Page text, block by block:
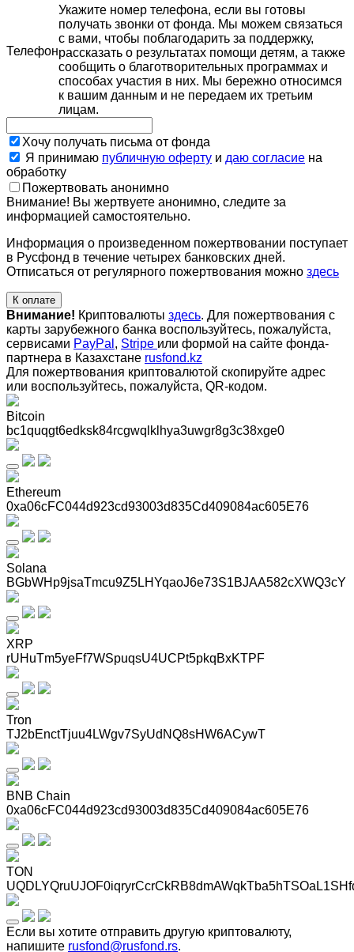
Телефон
Укажите номер телефона, если вы готовы
получать звонки от фонда. Мы можем связаться
с вами, чтобы поблагодарить за поддержку,
рассказать о результатах помощи детям, а также
сообщить о благотворительных программах и
способах участия в них. Мы бережно относимся
к вашим данным и не передаем их третьим
лицам.
Хочу получать письма от фонда
Я принимаю публичную оферту и даю согласие на
обработку
Пожертвовать анонимно
Внимание! Вы жертвуете анонимно, следите за
информацией самостоятельно.
Информация о произведенном пожертвовании поступает
в Русфонд в течение четырех банковских дней.
Отписаться от регулярного пожертвования можно здесь
К оплате
Внимание! Криптовалюты здесь. Для пожертвования с
карты зарубежного банка воспользуйтесь, пожалуйста,
сервисами PayPal , Stripe или формой на сайте фонда-
партнера в Казахстане rusfond.kz
Для пожертвования криптовалютой скопируйте адрес
или воспользуйтесь, пожалуйста, QR-кодом.
Bitcoin
bc1quqgt6edksk84rcgwqlklhya3uwgr8g3c38xge0
Ethereum
0xa06cFC044d923cd93003d835Cd409084ac605E76
Solana
BGbWHp9jsaTmcu9Z5LHYqaoJ6e73S1BJAA582cXWQ3cY
XRP
rUHuTm5yeFf7WSpuqsU4UCPt5pkqBxKTPF
Tron
TJ2bEnctTjuu4LWgv7SyUdNQ8sHW6ACywT
BNB Chain
0xa06cFC044d923cd93003d835Cd409084ac605E76
TON
Если вы хотите отправить другую криптовалюту,
напишите rusfond@rusfond.rs.